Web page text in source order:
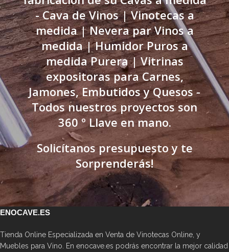
- Cava de Vinos | Vinotecas a
medida | Nevera par Vinos a
medida | Humidor Puros a
medida Purera | Vitrinas
expositoras para Carnes,
Jamones, Embutidos y Quesos -
Todos nuestros proyectos son
360 º Llave en mano.
Solicítanos presupuesto y te
Sorprenderás!
ENOCAVE.ES
Tienda Online Especializada en Venta de Vinotecas Online, y
Muebles para Vino. En enocave.es podrás encontrar la mejor calidad